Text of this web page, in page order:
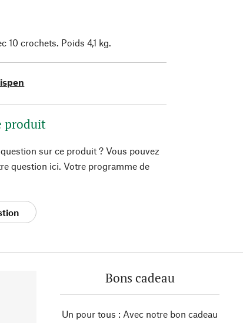
10 crochets. Poids 4,1 kg.
produit
sur ce produit ? Vous pouvez
question ici. Votre programme de
Bons cadeau
Un pour tous : Avec notre bon cadeau